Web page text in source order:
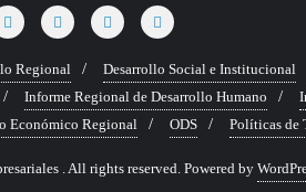
Regional
Desarrollo Social e Institucional
Informe Regional de Desarrollo Humano
Económico Regional ODS Políticas de
. All rights reserved. Powered by